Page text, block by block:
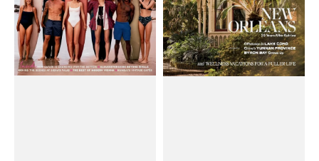
#March
2025
2025